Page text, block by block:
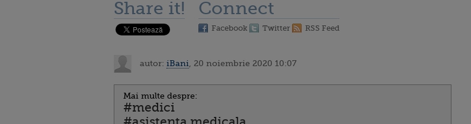
Share it! Connect
Facebook Twitter RSS Feed
autor: iBani , 20 noiembrie 2020 10:07
Mai multe despre:
#medici